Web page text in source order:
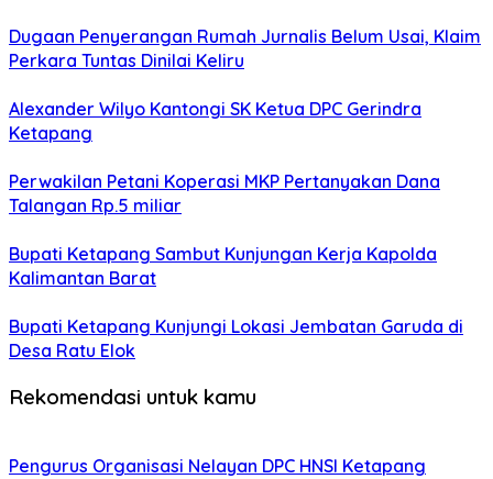
Dugaan Penyerangan Rumah Jurnalis Belum Usai, Klaim
Perkara Tuntas Dinilai Keliru
Alexander Wilyo Kantongi SK Ketua DPC Gerindra
Ketapang
Perwakilan Petani Koperasi MKP Pertanyakan Dana
Talangan Rp.5 miliar
Bupati Ketapang Sambut Kunjungan Kerja Kapolda
Kalimantan Barat
Bupati Ketapang Kunjungi Lokasi Jembatan Garuda di
Desa Ratu Elok
Rekomendasi untuk kamu
Pengurus Organisasi Nelayan DPC HNSI Ketapang